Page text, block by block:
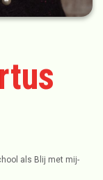
als Blij met mij-